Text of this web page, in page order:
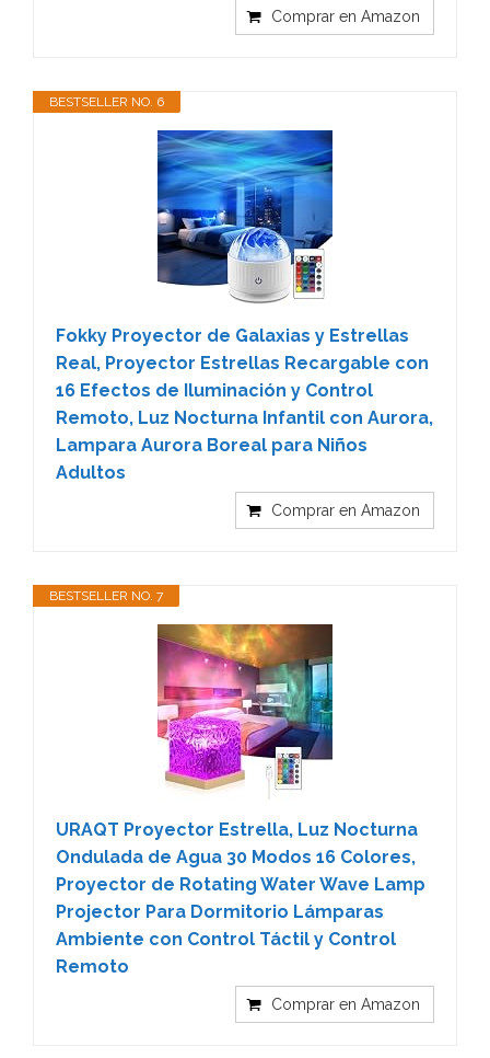
Comprar en Amazon
BESTSELLER NO. 6
Fokky Proyector de Galaxias y Estrellas
Real, Proyector Estrellas Recargable con
16 Efectos de Iluminación y Control
Remoto, Luz Nocturna Infantil con Aurora,
Lampara Aurora Boreal para Niños
Adultos
Comprar en Amazon
BESTSELLER NO. 7
URAQT Proyector Estrella, Luz Nocturna
Ondulada de Agua 30 Modos 16 Colores,
Proyector de Rotating Water Wave Lamp
Projector Para Dormitorio Lámparas
Ambiente con Control Táctil y Control
Remoto
Comprar en Amazon